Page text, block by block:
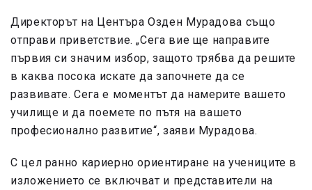
Директорът на Центъра Озден Мурадова също
отправи приветствие. „Сега вие ще направите
първия си значим избор, защото трябва да решите
в каква посока искате да започнете да се
развивате. Сега е моментът да намерите вашето
училище и да поемете по пътя на вашето
професионално развитие“, заяви Мурадова.
С цел ранно кариерно ориентиране на учениците в
изложението се включват и представители на